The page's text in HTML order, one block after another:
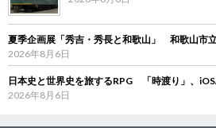
夏季企画展「秀吉・秀長と和歌山」 和歌山市
2026年8月6日
日本史と世界史を旅するRPG 「時渡り」、
2026年8月6日